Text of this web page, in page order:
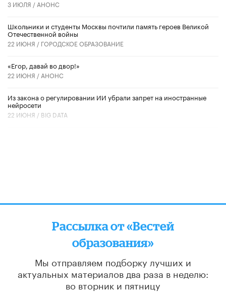
3 ИЮЛЯ / АНОНС
Школьники и студенты Москвы почтили память героев Великой
Отечественной войны
22 ИЮНЯ / ГОРОДСКОЕ ОБРАЗОВАНИЕ
«Егор, давай во двор!»
22 ИЮНЯ / АНОНС
Из закона о регулировании ИИ убрали запрет на иностранные
нейросети
22 ИЮНЯ / BIG DATA
Рассылка от «Вестей
образования»
Мы отправляем подборку лучших и
актуальных материалов два раза в неделю:
во вторник и пятницу